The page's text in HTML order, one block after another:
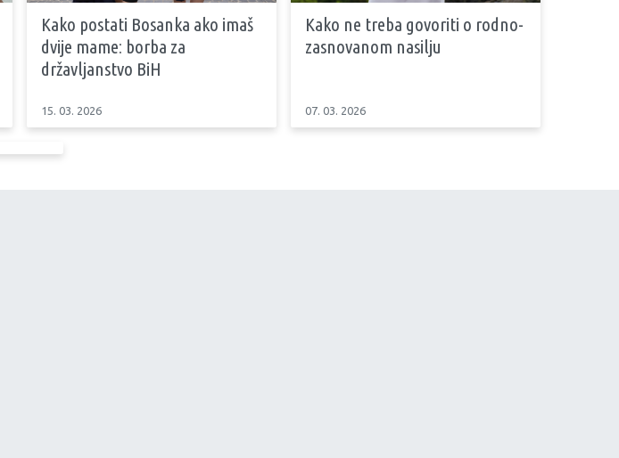
Kako postati Bosanka ako imaš
dvije mame: borba za
državljanstvo BiH
15. 03. 2026
Kako ne treba govoriti o rodno-
zasnovanom nasilju
07. 03. 2026